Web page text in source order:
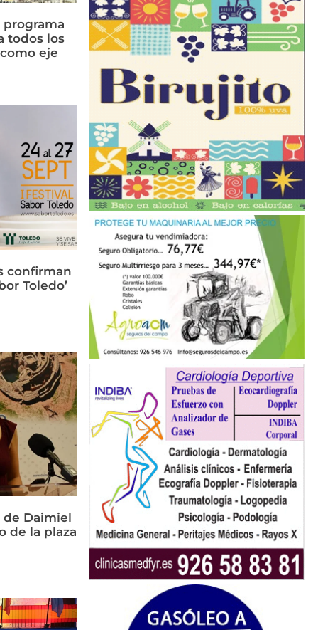
todos los
eje
confirman
Toledo’
de Daimiel
de la plaza